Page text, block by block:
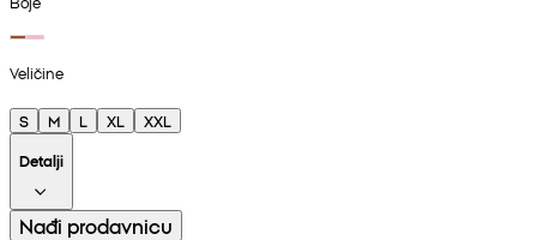
Veličine
S M L XL
XXL
Detalji
Nađi prodavnicu